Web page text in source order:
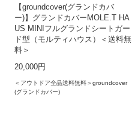
【groundcover(グランドカバ
ー)】グランドカバーMOLE.T HA
US MINIフルグランドシートガー
ド型（モルティハウス）＜送料無
料＞
20,000円
＜アウトドア全品送料無料＞groundcover
(グランドカバー)